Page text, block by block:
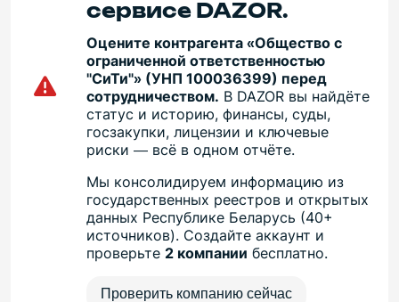
сервисе DAZOR.
Оцените контрагента «Общество с
ограниченной ответственностью
"СиТи"» (УНП 100036399) перед
сотрудничеством. В DAZOR вы найдёте
статус и историю, финансы, суды,
госзакупки, лицензии и ключевые
риски — всё в одном отчёте.
Мы консолидируем информацию из
государственных реестров и открытых
данных Республике Беларусь (40+
источников). Создайте аккаунт и
проверьте2 компании бесплатно.
Проверить компанию сейчас